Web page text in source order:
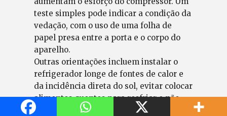
teste simples pode indicar a condição da
vedação, com o uso de uma folha de
papel presa entre a porta e o corpo do
aparelho.
Outras orientações incluem instalar o
refrigerador longe de fontes de calor e
da incidência direta do sol, evitar colocar
alimentos quentes para resfriar e não
usar a parte traseira do equipamento